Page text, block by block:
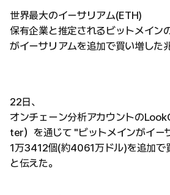
世界最大のイーサリアム(ETH)
保有企業と推定されるビットメイン
がイーサリアムを追加で買い増した
22日、
オンチェーン分析アカウントの
ter）を通じて "ビットメインがイー
1万3412個(約4061万ドル)を追加で
と伝えた。